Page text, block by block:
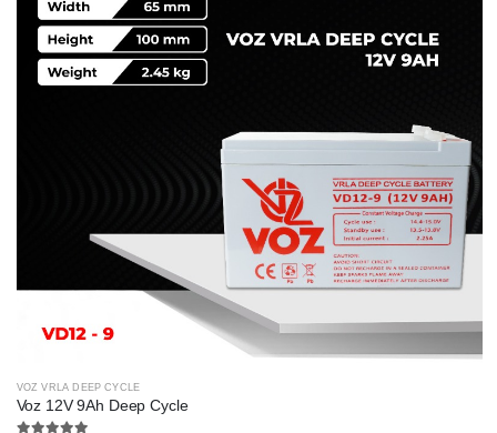
VOZ VRLA DEEP CYCLE
Voz 12V 9Ah Deep Cycle